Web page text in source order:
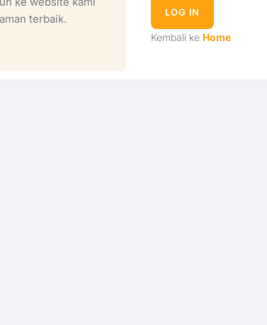
terbaik.
LOG IN
Kembali ke Home